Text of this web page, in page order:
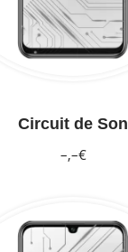
Circuit de Son
–,–€